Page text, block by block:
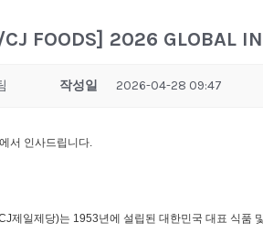
FOODS] 2026 GLOBAL
작성일 2026-04-28 09:47
서 인사드립니다.
제일제당)는 1953년에 설립된 대한민국 대표 식품